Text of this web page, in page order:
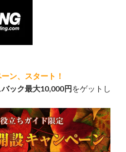
ン、スタート！
ック最大10,000円 をゲットし